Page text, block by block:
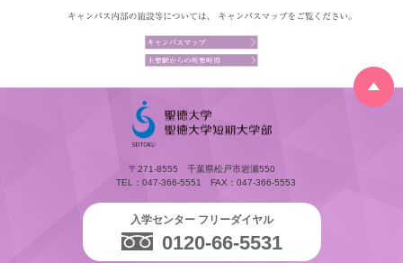
〒271-8555 千葉県松戸市岩瀬550
TEL：047-366-5551 FAX：047-366-5553
入学センター フリーダイヤル
0120-66-5531